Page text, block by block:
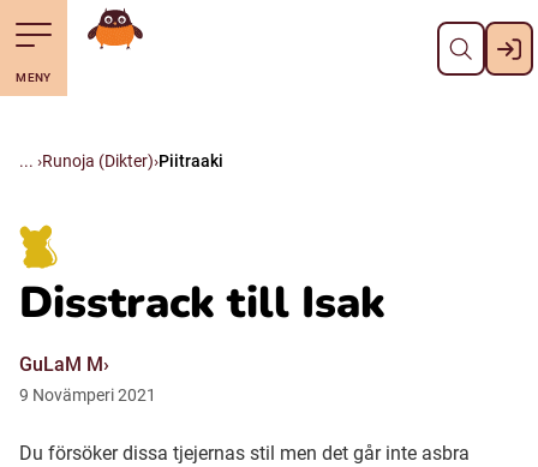
Till navigering av sidans innehåll
Till övergripande innehåll för webbplatsen Pane kiini
Suomi (Finska)
Julevsámegiella (Lulesamiska)
Åarjelsaemiengïele (Sydsamiska)
Davvisámegiella (Nordsamiska)
MENY
Mene starttisivule
Runoja (Dikter) Piitraaki
Disstrack till Isak
GuLaM M
9 Novämperi2021
Du försöker dissa tjejernas stil men det går inte asbra